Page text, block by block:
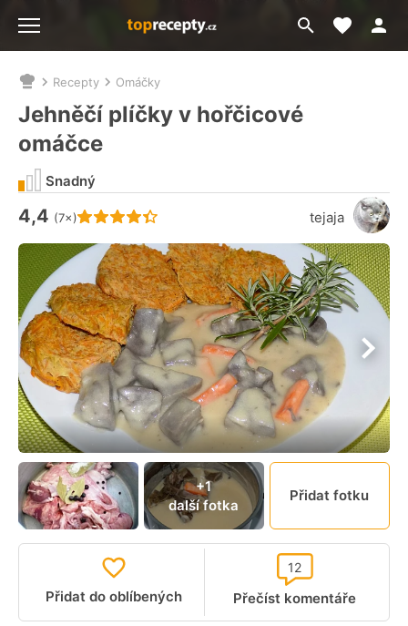
Přejít
na
Moje
Nacházíte
se
zde:
Recepty Omáčky
Jehněčí plíčky v hořčicové
omáčce
Hodnocení receptu je
4,4 (7×) tejaja
Snadný
+1
další fotka
Přidat fotku
Přidat do oblíbených Přečíst komentáře
12